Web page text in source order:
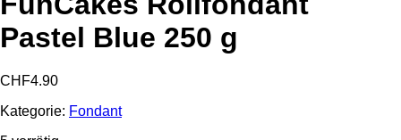
Pastel Blue 250 g
CHF4.90
Kategorie: Fondant